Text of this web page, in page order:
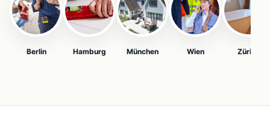
Berlin Hamburg München Wien Zürich